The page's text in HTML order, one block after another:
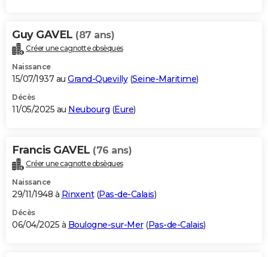
Guy GAVEL (87 ans)
Créer une cagnotte obsèques
Naissance
15/07/1937 au Grand-Quevilly(Seine-Maritime)
Décès
11/05/2025 au Neubourg (Eure)
Francis GAVEL (76 ans)
Créer une cagnotte obsèques
Naissance
29/11/1948 à Rinxent(Pas-de-Calais)
Décès
06/04/2025 à Boulogne-sur-Mer(Pas-de-Calais)